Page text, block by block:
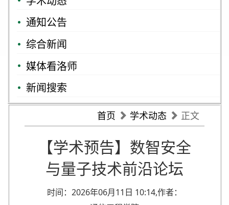
通知公告
综合新闻
媒体看洛师
新闻搜索
首页 学术动态 正文
【学术预告】数智安全
与量子技术前沿论坛
时间：2026年06月11日 10:14,作者：